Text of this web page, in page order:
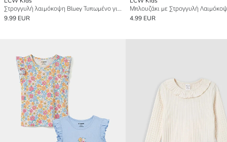
Στρογγυλή λαιμόκοψη Bluey Τυπωμένο για κορίτσια Μπλουζάκι
9.99 EUR
4.99 EUR